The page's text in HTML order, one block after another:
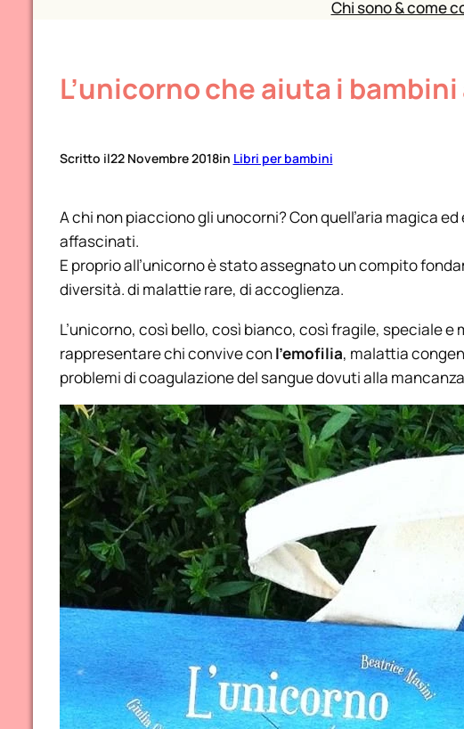
Chi sono & come
L’unicorno che aiuta i
Scritto il22 Novembre 2018in Libri per bambini
A chi non piacciono gli unocorni? Con quell’aria magica
affascinati.
E proprio all’unicorno è stato assegnato un compito
diversità. di malattie rare, di accoglienza.
L’unicorno, così bello, così bianco, così fragile, speciale
rappresentare chi convive conl’emofilia, malattia
problemi di coagulazione del sangue dovuti alla